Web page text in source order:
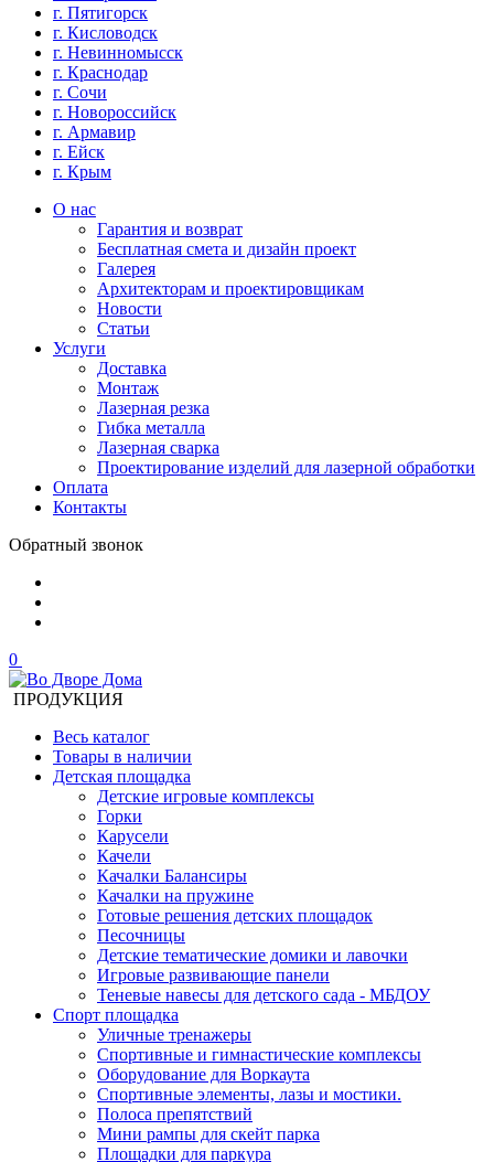
г. Пятигорск
г. Кисловодск
г. Невинномысск
г. Краснодар
г. Сочи
г. Новороссийск
г. Армавир
г. Ейск
г. Крым
О нас
Гарантия и возврат
Бесплатная смета и дизайн проект
Галерея
Архитекторам и проектировщикам
Новости
Статьи
Услуги
Доставка
Монтаж
Лазерная резка
Гибка металла
Лазерная сварка
Проектирование изделий для лазерной обработки
Оплата
Контакты
Обратный звонок
0
ПРОДУКЦИЯ
Весь каталог
Товары в наличии
Детская площадка
Детские игровые комплексы
Горки
Карусели
Качели
Качалки Балансиры
Качалки на пружине
Готовые решения детских площадок
Песочницы
Детские тематические домики и лавочки
Игровые развивающие панели
Теневые навесы для детского сада - МБДОУ
Спорт площадка
Уличные тренажеры
Спортивные и гимнастические комплексы
Оборудование для Воркаута
Спортивные элементы, лазы и мостики.
Полоса препятствий
Мини рампы для скейт парка
Площадки для паркура